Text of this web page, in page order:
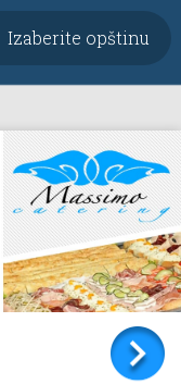
Izaberite opštinu